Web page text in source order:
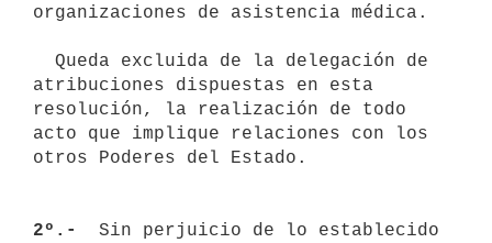
organizaciones de asistencia médica.
atribuciones dispuestas en esta
resolución, la realización de todo
acto que implique relaciones con los
otros Poderes del Estado.
2º.-
Sin perjuicio de lo establecido